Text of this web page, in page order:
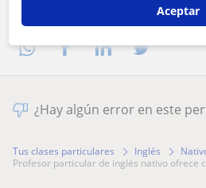
Comparte a este profesor
¿Hay algún error en este
Tus clases particulares Inglés
profesor particular de inglés nativo ofrece
Aceptar